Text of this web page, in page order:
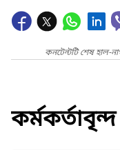
কনটেন্টটি শেষ হাল-
কর্মকর্তাবৃন্দ